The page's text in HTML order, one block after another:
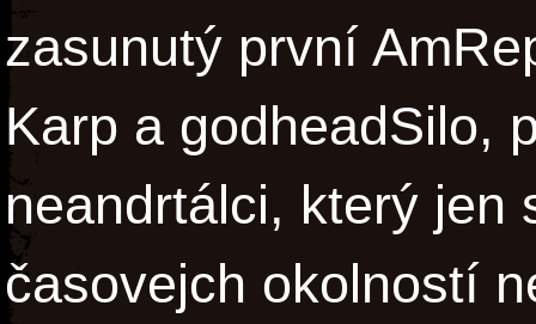
zasunutý první
Karp a godheadSilo,
neandrtálci, který jen
časovejch okolností